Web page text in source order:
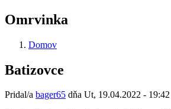
Omrvinka
Domov
Batizovce
Pridal/a bager65 dňa Ut, 19.04.2022 - 19:42